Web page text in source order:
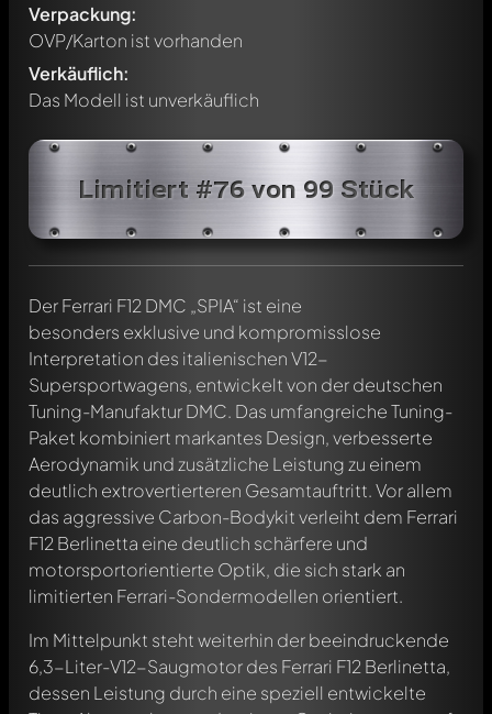
Verpackung:
OVP/Karton ist vorhanden
Verkäuflich:
Das Modell ist unverkäuflich
Limitiert #76 von 99 Stück
Der Ferrari F12 DMC „SPIA“ ist eine
besonders exklusive und kompromisslose
Interpretation des italienischen V12-
Supersportwagens, entwickelt von der deutschen
Tuning-Manufaktur DMC. Das umfangreiche Tuning-
Paket kombiniert markantes Design, verbesserte
Aerodynamik und zusätzliche Leistung zu einem
deutlich extrovertierteren Gesamtauftritt. Vor allem
das aggressive Carbon-Bodykit verleiht dem Ferrari
F12 Berlinetta eine deutlich schärfere und
motorsportorientierte Optik, die sich stark an
limitierten Ferrari-Sondermodellen orientiert.
Im Mittelpunkt steht weiterhin der beeindruckende
6,3-Liter-V12-Saugmotor des Ferrari F12 Berlinetta,
dessen Leistung durch eine speziell entwickelte